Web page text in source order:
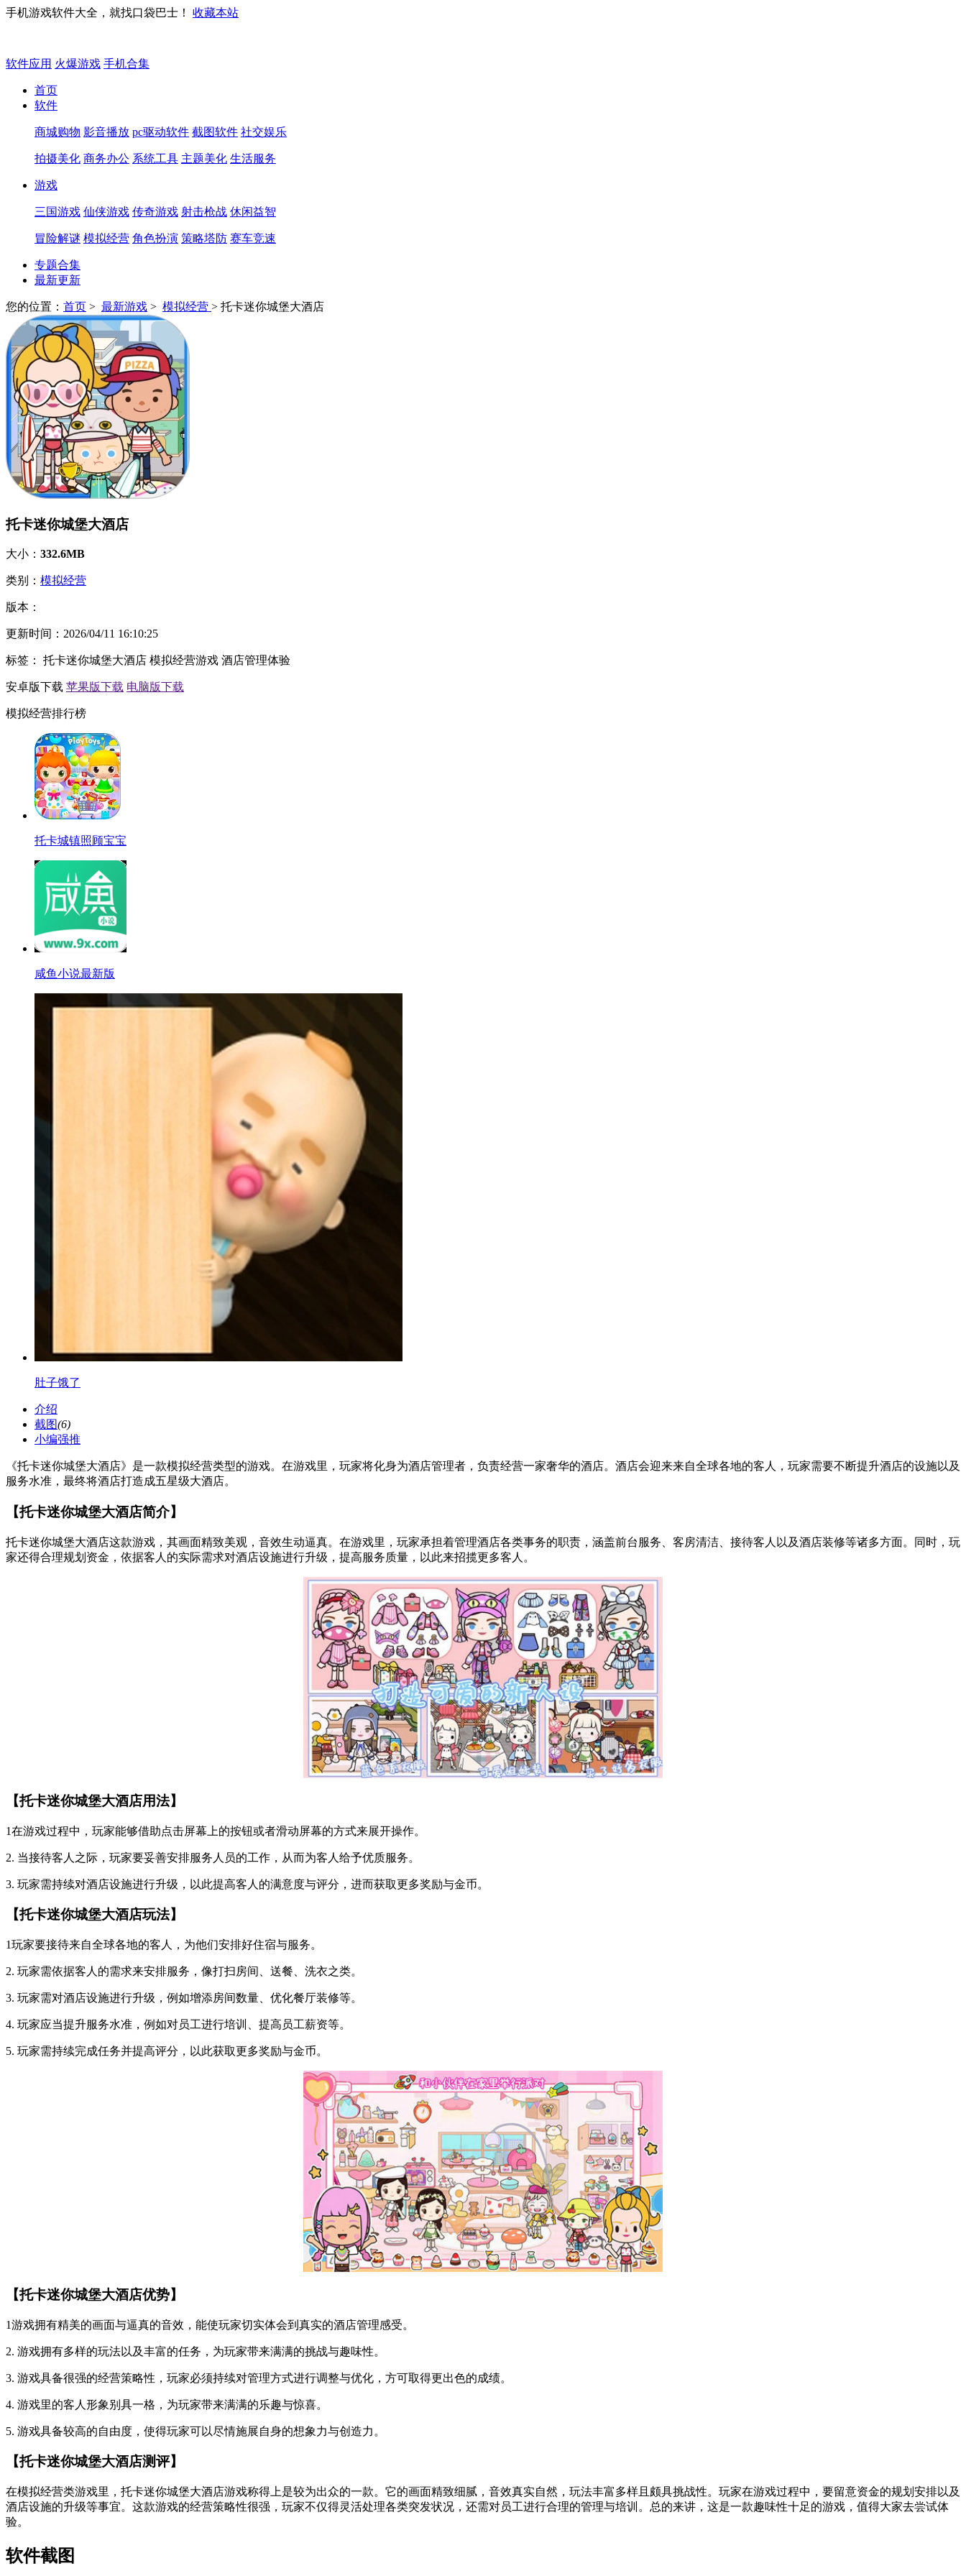
手机游戏软件大全，就找口袋巴士！ 收藏本站
软件应用 火爆游戏 手机合集
首页
软件
商城购物 影音播放 pc驱动软件 截图软件 社交娱乐
拍摄美化 商务办公 系统工具 主题美化 生活服务
游戏
三国游戏 仙侠游戏 传奇游戏 射击枪战 休闲益智
冒险解谜 模拟经营 角色扮演 策略塔防 赛车竞速
专题合集
最新更新
您的位置： 首页 > 最新游戏 > 模拟经营 > 托卡迷你城堡大酒店
托卡迷你城堡大酒店
大小： 332.6MB
类别： 模拟经营
版本：
更新时间： 2026/04/11 16:10:25
标签： 托卡迷你城堡大酒店 模拟经营游戏 酒店管理体验
安卓版下载 苹果版下载 电脑版下载
模拟经营排行榜
托卡城镇照顾宝宝
咸鱼小说最新版
肚子饿了
介绍
截图(6)
小编强推
《托卡迷你城堡大酒店》是一款模拟经营类型的游戏。在游戏里，玩家将化身为酒店管理者，负责经营一家奢华的酒店。酒店会迎来来自全球各地的客人，玩家需要不断提升酒店的设施以及
服务水准，最终将酒店打造成五星级大酒店。
【托卡迷你城堡大酒店简介】
托卡迷你城堡大酒店这款游戏，其画面精致美观，音效生动逼真。在游戏里，玩家承担着管理酒店各类事务的职责，涵盖前台服务、客房清洁、接待客人以及酒店装修等诸多方面。同时，玩
家还得合理规划资金，依据客人的实际需求对酒店设施进行升级，提高服务质量，以此来招揽更多客人。
【托卡迷你城堡大酒店用法】
1在游戏过程中，玩家能够借助点击屏幕上的按钮或者滑动屏幕的方式来展开操作。
2. 当接待客人之际，玩家要妥善安排服务人员的工作，从而为客人给予优质服务。
3. 玩家需持续对酒店设施进行升级，以此提高客人的满意度与评分，进而获取更多奖励与金币。
【托卡迷你城堡大酒店玩法】
1玩家要接待来自全球各地的客人，为他们安排好住宿与服务。
2. 玩家需依据客人的需求来安排服务，像打扫房间、送餐、洗衣之类。
3. 玩家需对酒店设施进行升级，例如增添房间数量、优化餐厅装修等。
4. 玩家应当提升服务水准，例如对员工进行培训、提高员工薪资等。
5. 玩家需持续完成任务并提高评分，以此获取更多奖励与金币。
【托卡迷你城堡大酒店优势】
1游戏拥有精美的画面与逼真的音效，能使玩家切实体会到真实的酒店管理感受。
2. 游戏拥有多样的玩法以及丰富的任务，为玩家带来满满的挑战与趣味性。
3. 游戏具备很强的经营策略性，玩家必须持续对管理方式进行调整与优化，方可取得更出色的成绩。
4. 游戏里的客人形象别具一格，为玩家带来满满的乐趣与惊喜。
5. 游戏具备较高的自由度，使得玩家可以尽情施展自身的想象力与创造力。
【托卡迷你城堡大酒店测评】
在模拟经营类游戏里，托卡迷你城堡大酒店游戏称得上是较为出众的一款。它的画面精致细腻，音效真实自然，玩法丰富多样且颇具挑战性。玩家在游戏过程中，要留意资金的规划安排以及
酒店设施的升级等事宜。这款游戏的经营策略性很强，玩家不仅得灵活处理各类突发状况，还需对员工进行合理的管理与培训。总的来讲，这是一款趣味性十足的游戏，值得大家去尝试体
验。
软件截图